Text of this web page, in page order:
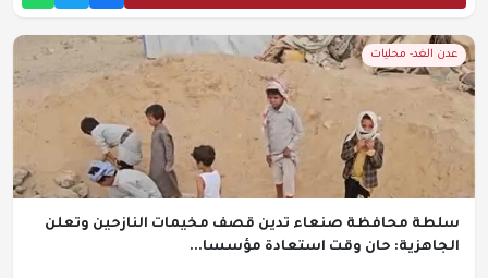
عدن الغد- محليات
سلطة محافظة صنعاء تدين قصف مخيمات النازحين وتعلن
الجاهزية: حان وقت استعادة مؤسسا...